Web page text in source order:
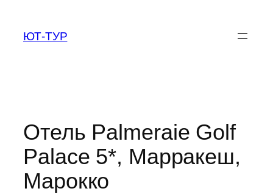
содержимому
ЮТ-ТУР
Отель Palmeraie Golf
Palace 5*, Марракеш,
Марокко